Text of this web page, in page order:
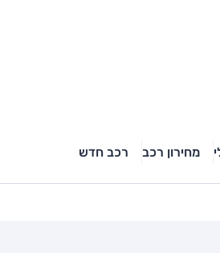
מחירון רכב רכב חדש